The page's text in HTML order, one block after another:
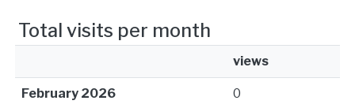
Total visits per month
views
February 2026 0